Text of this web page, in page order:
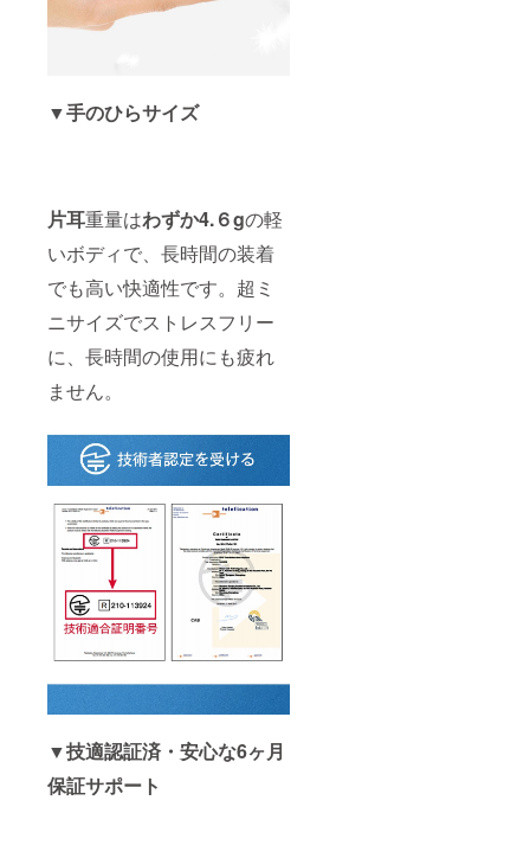
▼手のひらサイズ
片耳重量はわずか4.６gの軽
いボディで、長時間の装着
でも高い快適性です。超ミ
ニサイズでストレスフリー
に、長時間の使用にも疲れ
ません。
▼技適認証済・安心な6ヶ月
保証サポート